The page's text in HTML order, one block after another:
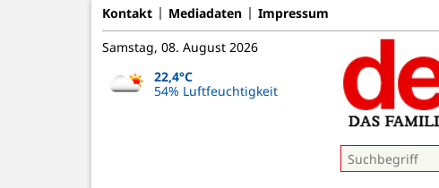
Kontakt Mediadaten Impressum
Samstag, 08. August 2026
22,4°C
54% Luftfeuchtigkeit